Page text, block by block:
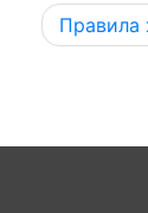
Правила